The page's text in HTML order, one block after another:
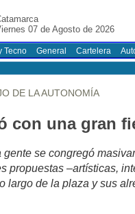
07 de Agosto de 2026
Tecno General Cartelera
DE LA AUTONOMÍA
con una gran
se congregó
propuestas –artísticas,
largo de la plaza y sus